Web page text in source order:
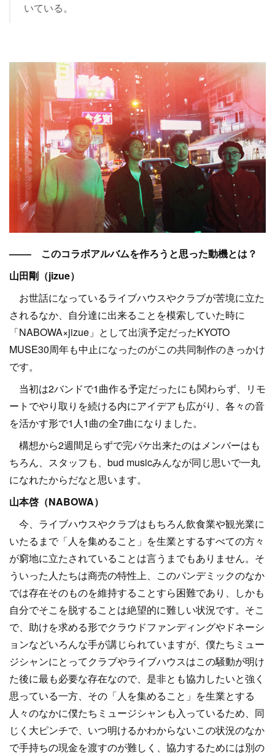
いている。
–––– このコラボアルバムを作ろうと思った動機とは？
山田剛（jizue）
お世話になっているライブハウスやクラブが苦境に立た
されるなか、自分達に出来ることを模索していた時に
「NABOWA×jizue」として出演予定だったKYOTO
MUSE30周年も中止になったのがこの共同制作のきっかけ
です。
当初は2バンドで1曲作る予定だったにも関わらず、リモ
ートでやり取りを続ける内にアイデアも広がり、各々の音
を活かす形で1人1曲の全7曲になりました。
構想から2週間足らずで完パケ出来たのはメンバーはも
ちろん、スタッフも、bud musicみんなが同じ思いで一丸
になれたからだなと思います。
山本啓（NABOWA）
今、ライブハウスやクラブはもちろん飲食業や観光業に
いたるまで「人を集めること」を生業とするすべての方々
が窮地に立たされていることは言うまでもありません。そ
ういった人たちは商売の特性上、このパンデミックのなか
では存在そのものを維持することすら困難であり、しかも
自分でそこを脱することは絶望的に難しい状況です。そこ
で、助けを求める形でクラウドファンディングやドネーシ
ョンなどいろんな手が講じられていますが、僕たちミュー
ジシャンにとってクラブやライブハウスはこの騒動が明け
た後に最も必要な存在なので、是非とも協力したいと強く
思っている一方、その「人を集めること」を生業とする
人々のなかに僕たちミュージシャンも入っているため、同
じく大ピンチで、いつ明けるかわからないこの状況のなか
で手持ちの現金を渡すのが難しく、協力するためには別の